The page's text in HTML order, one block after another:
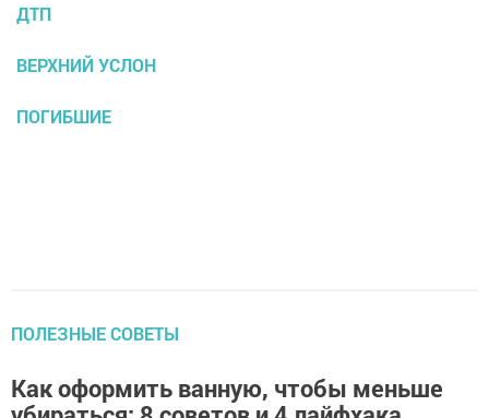
ДТП
ВЕРХНИЙ УСЛОН
ПОГИБШИЕ
ПОЛЕЗНЫЕ СОВЕТЫ
Как оформить ванную, чтобы меньше